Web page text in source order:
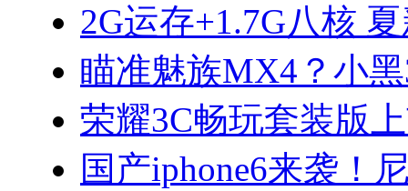
2G运存+1.7G八核
瞄准魅族MX4？小
荣耀3C畅玩套装版
国产iphone6来袭！